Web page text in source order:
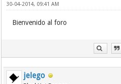
30-04-2014, 09:41 AM
Bienvenido al foro
jelego